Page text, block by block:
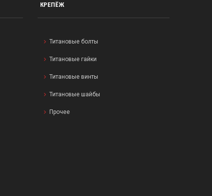
КРЕПЁЖ
Титановые болты
Титановые гайки
Титановые винты
Титановые шайбы
Прочее